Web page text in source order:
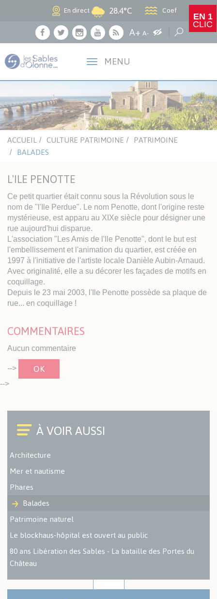
EN 1
CLIC
En direct 28.4°C Coef
Facebook
TwitterInstagram
YoutubeRSSA+Agrandir le texte
A-Réduire le texte
Augmenter les
MENU
ACCUEIL CULTURE PATRIMOINE
PATRIMOINE
BALADES
L'ILE PENOTTE
Ce petit quartier était connu sous la Révolution sous le
nom de "l'Ile Perdue". Le nom Penotte, dont l'origine reste
mystérieuse, est apparu au XIXe siècle pour désigner une
rue aujourd'hui disparue.
L'association "Les Amis de l'Ile Penotte", dont le but est
l'embellissement et l'animation du quartier, est créée en
1997 à l'initiative de l'artiste locale Danièle Aubin-Arnaud.
Avec originalité, elle a su décorer les façades de motifs en
coquillage.
Depuis le 23 mai 2003, l'Ile Penotte possède sa plaque de
rue... en coquillage !
COMMENTAIRES
Aucun commentaire
--> OK
-->
Architecture
Mer et nautisme
Phares
Balades
Patrimoine naturel
Le blockhaus-hôpital est ouvert au public
80 ans Libération des Sables - La bataille des Portes du
Château
Panneau de gestion des cookies